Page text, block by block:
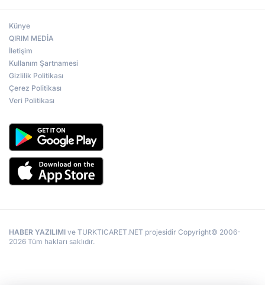
Künye
QIRIM MEDİA
İletişim
Kullanım Şartnamesi
Gizlilik Politikası
Çerez Politikası
Veri Politikası
HABER YAZILIMI ve TURKTICARET.NET projesidir Copyright© 2006-
2026 Tüm hakları saklıdır.